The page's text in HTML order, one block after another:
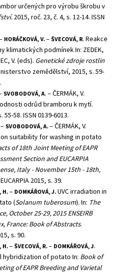
určených pro výrobu škrobu v
2015, roč. 23, č. 4, s. 12-14. ISSN
HORÁČKOVÁ, V. – ŠVECOVÁ, R. Reakce
podmínek In: ZEDEK,
V. (eds). Genetické zdroje rostlin
zemědělství, 2015, s. 59-
SVOBODOVÁ, A. – ČERMÁK, V.
odrůd bramboru k mytí.
55-58. ISSN 0139-6013.
– SVOBODOVÁ, A. – ČERMÁK, V.
suitability for washing in potato
of 18th Joint Meeting of EAPR
Section and EUCARPIA
Italy - November 15th - 18th,
2015, s. 39.
H. – DOMKÁŘOVÁ, J. UVC irradiation in
(Solanum tuberosum). In: The
October 25-29, 2015 ENSEIRB
France: Book of Abstracts.
s. 90.
H. – ŠVECOVÁ, R. – DOMKÁŘOVÁ, J.
of potato In: Book of
of EAPR Breeding and Varietal